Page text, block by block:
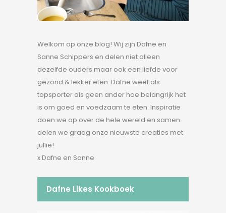
Welkom op onze blog! Wij zijn Dafne en
Sanne Schippers en delen niet alleen
dezelfde ouders maar ook een liefde voor
gezond & lekker eten. Dafne weet als
topsporter als geen ander hoe belangrijk het
is om goed en voedzaam te eten. Inspiratie
doen we op over de hele wereld en samen
delen we graag onze nieuwste creaties met
jullie!
x Dafne en Sanne
Dafne Likes Kookboek